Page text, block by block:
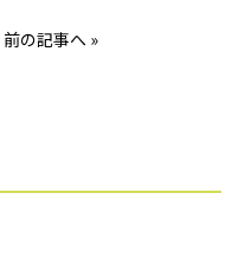
前の記事へ »